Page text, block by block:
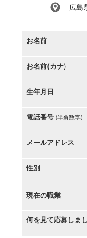
広島
お名前
お名前(カナ)
生年月日
電話番号 (半角数字)
メールアドレス
性別
現在の職業
何を見て応募しま